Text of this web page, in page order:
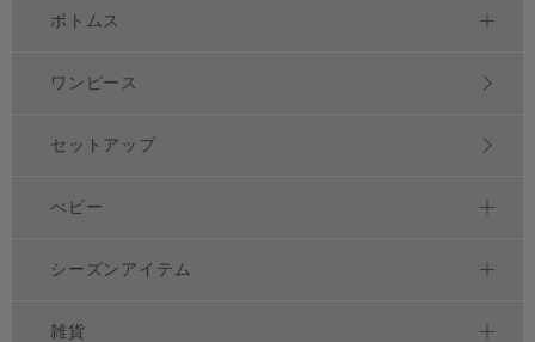
ボトムス
ワンピース
セットアップ
べビー
シーズンアイテム
雑貨